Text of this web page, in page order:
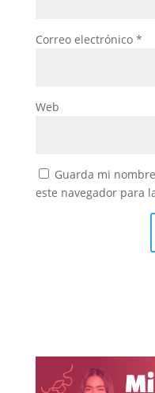
Correo electrónico *
Web
Guarda mi
este navegador para